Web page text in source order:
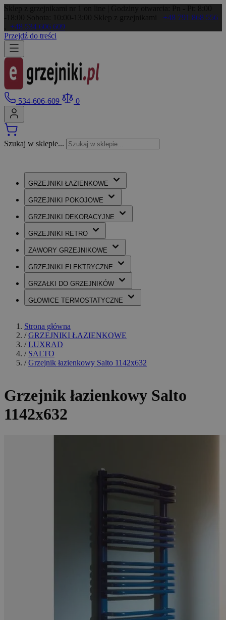
+48 791 868 556
+48 534 606 609
Przejdź do treści
534-606-609 0
Szukaj w sklepie...
GRZEJNIKI ŁAZIENKOWE
GRZEJNIKI POKOJOWE
GRZEJNIKI DEKORACYJNE
GRZEJNIKI RETRO
ZAWORY GRZEJNIKOWE
GRZEJNIKI ELEKTRYCZNE
GRZAŁKI DO GRZEJNIKÓW
GŁOWICE TERMOSTATYCZNE
Strona główna
/ GRZEJNIKI ŁAZIENKOWE
/ LUXRAD
/ SALTO
/ Grzejnik łazienkowy Salto 1142x632
Grzejnik łazienkowy Salto
1142x632